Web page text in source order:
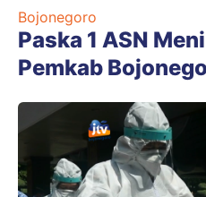
Bojonegoro
Paska 1 ASN
Pemkab